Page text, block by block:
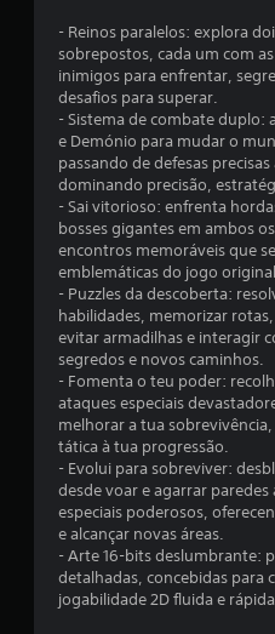
- Reinos paralelos: explora
sobrepostos, cada um com
inimigos para enfrentar,
desafios para superar.
- Sistema de combate duplo:
e Demónio para mudar o
passando de defesas
dominando precisão,
- Sai vitorioso: enfrenta
bosses gigantes em ambos
encontros memoráveis que
emblemáticas do jogo
- Puzzles da descoberta:
habilidades, memorizar
evitar armadilhas e interagir
segredos e novos caminhos.
- Fomenta o teu poder:
ataques especiais
melhorar a tua
tática à tua progressão.
- Evolui para sobreviver:
desde voar e agarrar
especiais poderosos,
e alcançar novas áreas.
- Arte 16-bits deslumbrante:
detalhadas, concebidas para
jogabilidade 2D fluida e